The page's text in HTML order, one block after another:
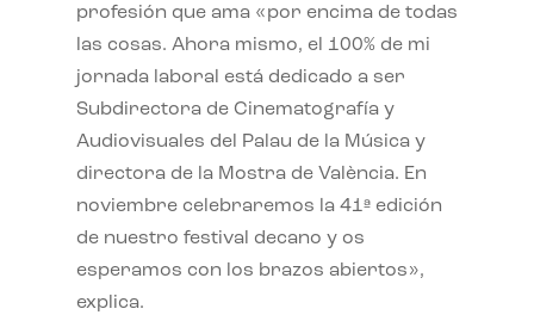
profesión que ama «por encima de todas
las cosas. Ahora mismo, el 100% de mi
jornada laboral está dedicado a ser
Subdirectora de Cinematografía y
Audiovisuales del Palau de la Música y
directora de la Mostra de València. En
noviembre celebraremos la 41ª edición
de nuestro festival decano y os
esperamos con los brazos abiertos»,
explica.